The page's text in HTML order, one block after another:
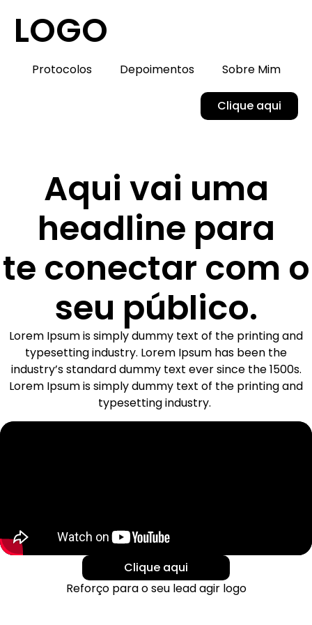
LOGO
Protocolos Depoimentos Sobre Mim
Clique aqui
Aqui vai uma
headline para
te conectar com o
seu público.
Lorem Ipsum is simply dummy text of the printing and
typesetting industry. Lorem Ipsum has been the
industry’s standard dummy text ever since the 1500s.
Lorem Ipsum is simply dummy text of the printing and
typesetting industry.
Clique aqui
Reforço para o seu lead agir logo